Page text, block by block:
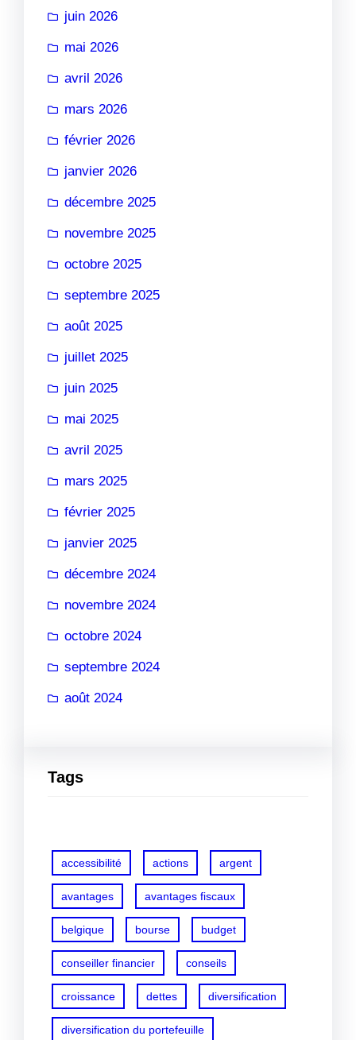
juin 2026
mai 2026
avril 2026
mars 2026
février 2026
janvier 2026
décembre 2025
novembre 2025
octobre 2025
septembre 2025
août 2025
juillet 2025
juin 2025
mai 2025
avril 2025
mars 2025
février 2025
janvier 2025
décembre 2024
novembre 2024
octobre 2024
septembre 2024
août 2024
Tags
accessibilité actions argent
avantages avantages fiscaux
belgique bourse budget
conseiller financier conseils
croissance dettes diversification
diversification du portefeuille